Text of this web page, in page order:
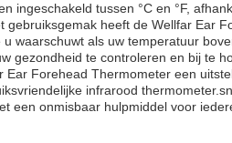
ingeschakeld tussen °C en °F,
gebruiksgemak heeft de Wellfar Ear
waarschuwt als uw temperatuur
gezondheid te controleren en bij te
Ear Forehead Thermometer een
infrarood
een onmisbaar hulpmiddel voor